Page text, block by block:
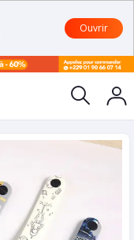
Ouvrir